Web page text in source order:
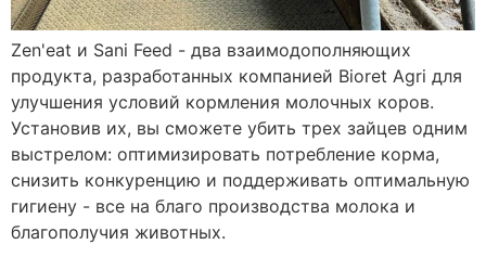
Zen'eat и Sani Feed - два взаимодополняющих
продукта, разработанных компанией Bioret Agri для
улучшения условий кормления молочных коров.
Установив их, вы сможете убить трех зайцев одним
выстрелом: оптимизировать потребление корма,
снизить конкуренцию и поддерживать оптимальную
гигиену - все на благо производства молока и
благополучия животных.